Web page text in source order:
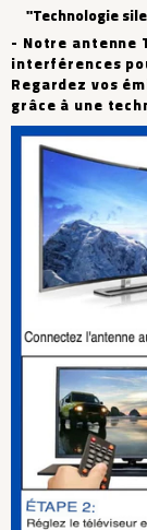
"Technologie
- Notre antenne
interférences
Regardez vos
grâce à une